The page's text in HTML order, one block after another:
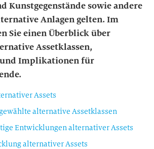
Kunstgegenstände sowie andere
Anlagen gelten. Im
Sie einen Überblick über
Assetklassen,
Implikationen für
Assets
alternative Assetklassen
Entwicklungen alternativer Assets
alternativer Assets